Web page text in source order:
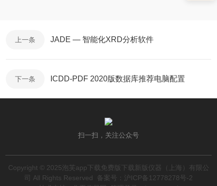
上一条 JADE — 智能化XRD分析软件
下一条 ICDD-PDF 2020版数据库推荐电脑配置
扫一扫，关注公众号
Copyright © 2025泡芙app下载免费版下载新版仪器（上海）有限公
司 All Rights Reserved
备案号：沪ICP备12778278号-2